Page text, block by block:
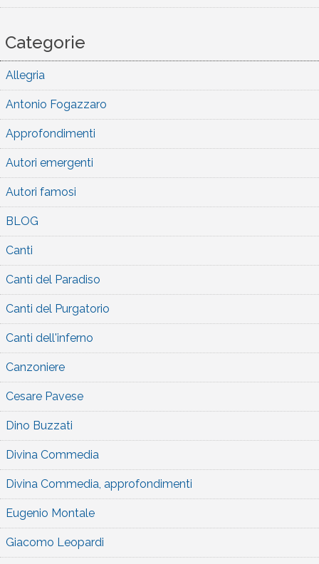
Categorie
Allegria
Antonio Fogazzaro
Approfondimenti
Autori emergenti
Autori famosi
BLOG
Canti
Canti del Paradiso
Canti del Purgatorio
Canti dell'inferno
Canzoniere
Cesare Pavese
Dino Buzzati
Divina Commedia
Divina Commedia, approfondimenti
Eugenio Montale
Giacomo Leopardi